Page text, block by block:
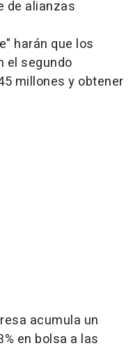
de alianzas
harán que los
el segundo
millones y obtener
acumula un
en bolsa a las